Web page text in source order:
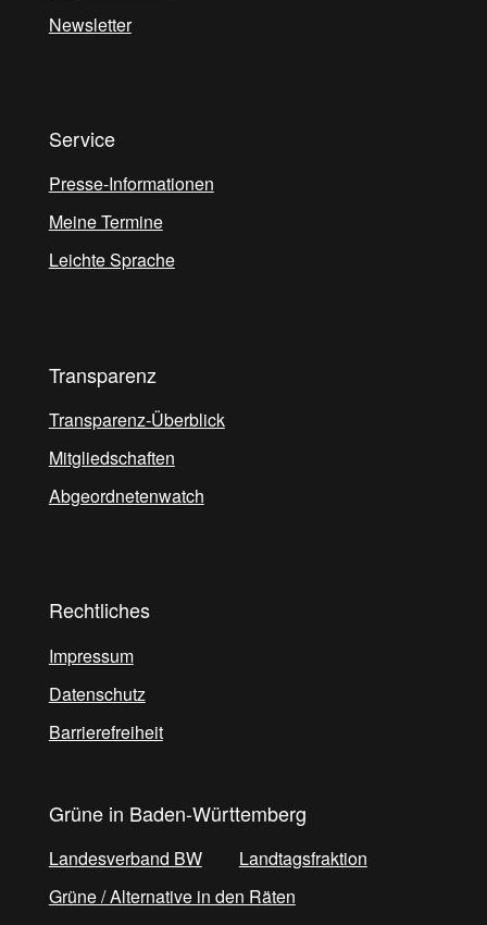
Newsletter
Service
Presse-Informationen
Meine Termine
Leichte Sprache
Transparenz
Transparenz-Überblick
Mitgliedschaften
Abgeordnetenwatch
Rechtliches
Impressum
Datenschutz
Barrierefreiheit
Grüne in Baden-Württemberg
Landesverband BW
Landtagsfraktion
Grüne / Alternative in den Räten